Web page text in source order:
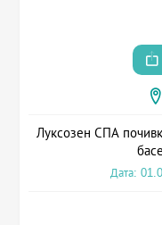
Луксозен СПА
Дата: